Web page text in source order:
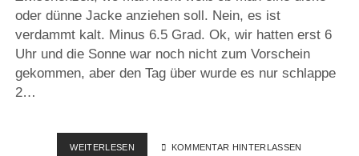
oder dünne Jacke anziehen soll. Nein, es ist
verdammt kalt. Minus 6.5 Grad. Ok, wir hatten erst 6
Uhr und die Sonne war noch nicht zum Vorschein
gekommen, aber den Tag über wurde es nur schlappe
2…
WEITERLESENFREELETICSKOMMENTAR HINTERLASSEN